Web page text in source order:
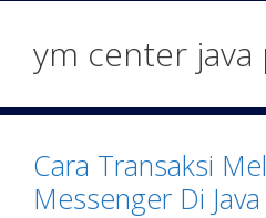
ym center java
Cara Transaksi
Messenger Di